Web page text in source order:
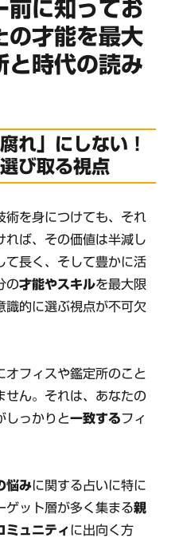
前に知ってお
の才能を最大
と時代の読み
れ」にしない！
び取る視点
術を身につけても、それ
れば、その価値は半減し
て長く、そして豊かに活
の才能やスキルを最大限
識的に選ぶ視点が不可欠
オフィスや鑑定所のこと
せん。それは、あなたの
しっかりと一致するフィ
悩みに関する占いに特に
ゲット層が多く集まる親
ミュニティに出向く方